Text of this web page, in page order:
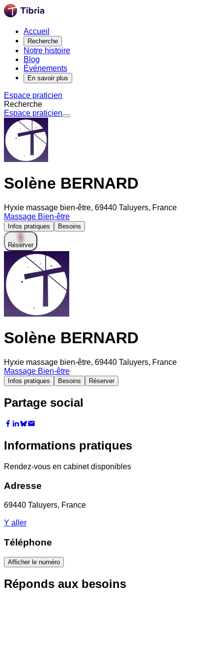
Accueil
Recherche
Notre histoire
Blog
Événements
En savoir plus
Espace praticien
Recherche
Espace praticien
Solène BERNARD
Hyxie massage bien-être, 69440 Taluyers, France
Massage Bien-être
Infos pratiques Besoins
Réserver
Solène BERNARD
Hyxie massage bien-être, 69440 Taluyers, France
Massage Bien-être
Infos pratiques Besoins Réserver
Partage social
Informations pratiques
Rendez-vous en cabinet disponibles
Adresse
69440 Taluyers, France
Y aller
Téléphone
Afficher le numéro
Réponds aux besoins